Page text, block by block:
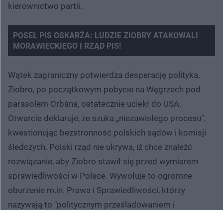
kierownictwo partii.
POSEŁ PIS OSKARŻA: LUDZIE ZIOBRY ATAKOWALI
MORAWIECKIEGO I RZĄD PIS!
Wątek zagraniczny potwierdza desperację polityka.
Ziobro, po początkowym pobycie na Węgrzech pod
parasolem Orbána, ostatecznie uciekł do USA.
Otwarcie deklaruje, że szuka „niezawisłego procesu”,
kwestionując bezstronność polskich sądów i komisji
śledczych. Polski rząd nie ukrywa, iż chce znaleźć
rozwiązanie, aby Ziobro stawił się przed wymiarem
sprawiedliwości w Polsce. Wywołuje to ogromne
oburzenie m.in. Prawa i Sprawiedliwości, którzy
nazywają to "politycznym prześladowaniem i